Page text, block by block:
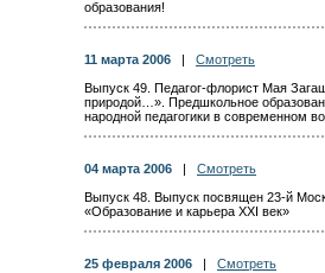
образования!
11 марта 2006
Смотреть
Выпуск 49. Педагог-флорист Мая
природой…». Предшкольное
народной педагогики в современном
04 марта 2006
Смотреть
Выпуск 48. Выпуск посвящен 23-й
«Образование и карьера ХХI век»
25 февраля 2006
Смотреть